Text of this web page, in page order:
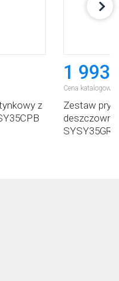
z
1 993
Cena katalogowa:
Zestaw
SYSY35GR